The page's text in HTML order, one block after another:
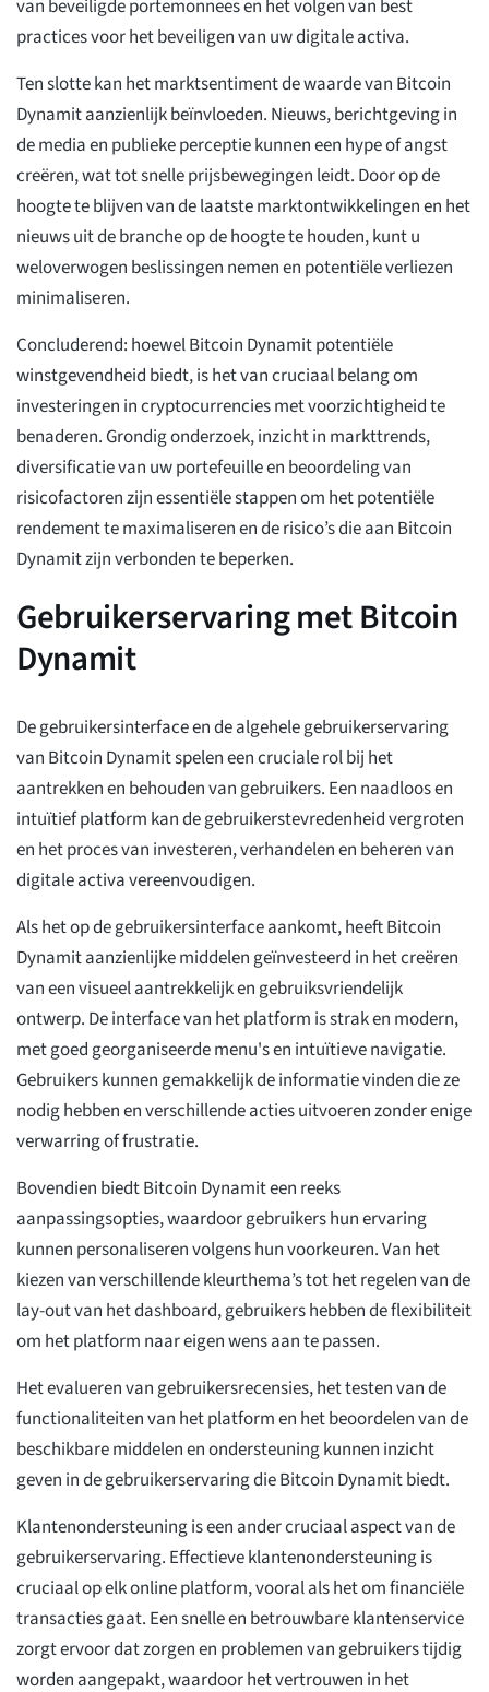
van beveiligde portemonnees en het volgen van best
practices voor het beveiligen van uw digitale activa.
Ten slotte kan het marktsentiment de waarde van Bitcoin
Dynamit aanzienlijk beïnvloeden. Nieuws, berichtgeving in
de media en publieke perceptie kunnen een hype of angst
creëren, wat tot snelle prijsbewegingen leidt. Door op de
hoogte te blijven van de laatste marktontwikkelingen en het
nieuws uit de branche op de hoogte te houden, kunt u
weloverwogen beslissingen nemen en potentiële verliezen
minimaliseren.
Concluderend: hoewel Bitcoin Dynamit potentiële
winstgevendheid biedt, is het van cruciaal belang om
investeringen in cryptocurrencies met voorzichtigheid te
benaderen. Grondig onderzoek, inzicht in markttrends,
diversificatie van uw portefeuille en beoordeling van
risicofactoren zijn essentiële stappen om het potentiële
rendement te maximaliseren en de risico’s die aan Bitcoin
Dynamit zijn verbonden te beperken.
Gebruikerservaring met Bitcoin
Dynamit
De gebruikersinterface en de algehele gebruikerservaring
van Bitcoin Dynamit spelen een cruciale rol bij het
aantrekken en behouden van gebruikers. Een naadloos en
intuïtief platform kan de gebruikerstevredenheid vergroten
en het proces van investeren, verhandelen en beheren van
digitale activa vereenvoudigen.
Als het op de gebruikersinterface aankomt, heeft Bitcoin
Dynamit aanzienlijke middelen geïnvesteerd in het creëren
van een visueel aantrekkelijk en gebruiksvriendelijk
ontwerp. De interface van het platform is strak en modern,
met goed georganiseerde menu's en intuïtieve navigatie.
Gebruikers kunnen gemakkelijk de informatie vinden die ze
nodig hebben en verschillende acties uitvoeren zonder enige
verwarring of frustratie.
Bovendien biedt Bitcoin Dynamit een reeks
aanpassingsopties, waardoor gebruikers hun ervaring
kunnen personaliseren volgens hun voorkeuren. Van het
kiezen van verschillende kleurthema’s tot het regelen van de
lay-out van het dashboard, gebruikers hebben de flexibiliteit
om het platform naar eigen wens aan te passen.
Het evalueren van gebruikersrecensies, het testen van de
functionaliteiten van het platform en het beoordelen van de
beschikbare middelen en ondersteuning kunnen inzicht
geven in de gebruikerservaring die Bitcoin Dynamit biedt.
Klantenondersteuning is een ander cruciaal aspect van de
gebruikerservaring. Effectieve klantenondersteuning is
cruciaal op elk online platform, vooral als het om financiële
transacties gaat. Een snelle en betrouwbare klantenservice
zorgt ervoor dat zorgen en problemen van gebruikers tijdig
worden aangepakt, waardoor het vertrouwen in het